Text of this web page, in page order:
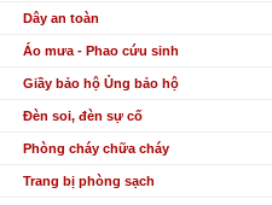
Dây an toàn
Áo mưa - Phao cứu sinh
Giầy bảo hộ Ủng bảo hộ
Đèn soi, đèn sự cố
Phòng cháy chữa cháy
Trang bị phòng sạch